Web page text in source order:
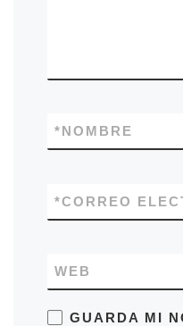
NOMBRE
*
CORREO
*
WEB
GUARDA MI